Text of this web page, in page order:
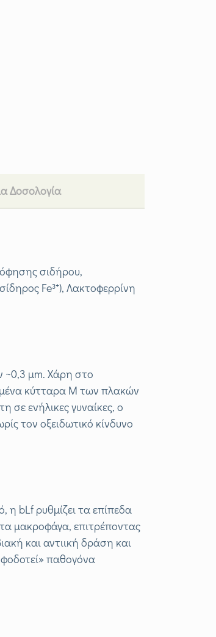
Δοσολογία
σιδήρου,
Fe³⁺), Λακτοφερρίνη
~0,3 μm. Χάρη στο
κύτταρα M των πλακών
ενήλικες γυναίκες, ο
τον οξειδωτικό κίνδυνο
η bLf ρυθμίζει τα επίπεδα
μακροφάγα, επιτρέποντας
και αντιική δράση και
παθογόνα